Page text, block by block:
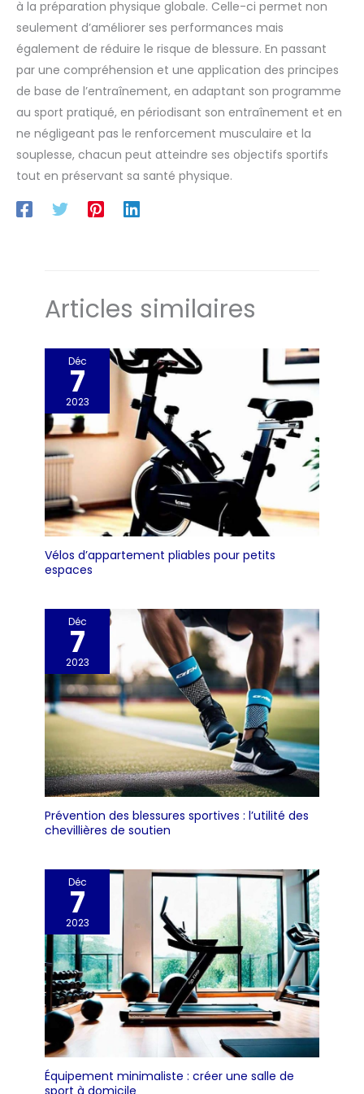
unique avec vous en vacances à la salle de gym, au parc,
au salon et bien plus encore. C'est aussi le cadeau parfait
pour tous les amateurs de fitness
à la préparation physique globale. Celle-ci permet non
seulement d’améliorer ses performances mais
également de réduire le risque de blessure. En passant
par une compréhension et une application des principes
de base de l’entraînement, en adaptant son programme
au sport pratiqué, en périodisant son entraînement et en
ne négligeant pas le renforcement musculaire et la
souplesse, chacun peut atteindre ses objectifs sportifs
tout en préservant sa santé physique.
Articles similaires
Déc
7
2023
Vélos d’appartement pliables pour petits
espaces
Déc
7
2023
Prévention des blessures sportives : l’utilité des
chevillières de soutien
Déc
7
2023
Équipement minimaliste : créer une salle de
sport à domicile